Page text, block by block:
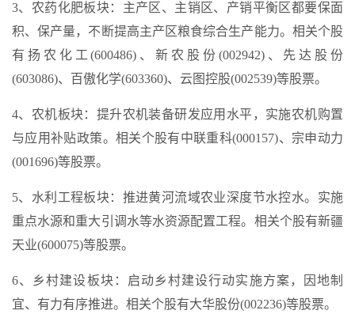
3、农药化肥板块：主产区、主销区、产销平衡区都要保面
积、保产量，不断提高主产区粮食综合生产能力。相关个股
有扬农化工(600486)、新农股份(002942)、先达股份
(603086)、百傲化学(603360)、云图控股(002539)等股票。
4、农机板块：提升农机装备研发应用水平，实施农机购置
与应用补贴政策。相关个股有中联重科(000157)、宗申动力
(001696)等股票。
5、水利工程板块：推进黄河流域农业深度节水控水。实施
重点水源和重大引调水等水资源配置工程。相关个股有新疆
天业(600075)等股票。
6、乡村建设板块：启动乡村建设行动实施方案，因地制
宜、有力有序推进。相关个股有大华股份(002236)等股票。